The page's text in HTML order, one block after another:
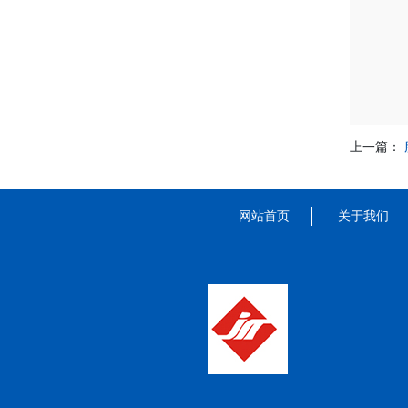
上一篇：
网站首页 关于我们